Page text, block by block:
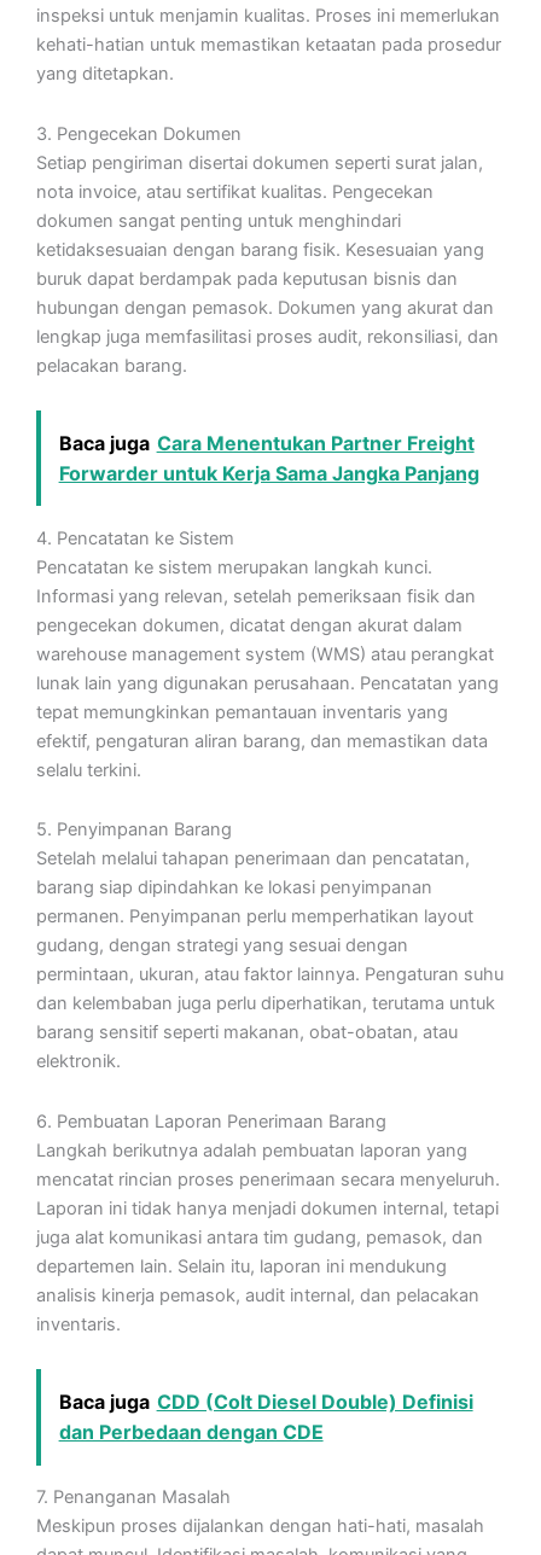
inspeksi untuk menjamin kualitas. Proses ini memerlukan
kehati-hatian untuk memastikan ketaatan pada prosedur
yang ditetapkan.
3. Pengecekan Dokumen
Setiap pengiriman disertai dokumen seperti surat jalan,
nota invoice, atau sertifikat kualitas. Pengecekan
dokumen sangat penting untuk menghindari
ketidaksesuaian dengan barang fisik. Kesesuaian yang
buruk dapat berdampak pada keputusan bisnis dan
hubungan dengan pemasok. Dokumen yang akurat dan
lengkap juga memfasilitasi proses audit, rekonsiliasi, dan
pelacakan barang.
Baca juga Cara Menentukan Partner Freight
Forwarder untuk Kerja Sama Jangka Panjang
4. Pencatatan ke Sistem
Pencatatan ke sistem merupakan langkah kunci.
Informasi yang relevan, setelah pemeriksaan fisik dan
pengecekan dokumen, dicatat dengan akurat dalam
warehouse management system (WMS) atau perangkat
lunak lain yang digunakan perusahaan. Pencatatan yang
tepat memungkinkan pemantauan inventaris yang
efektif, pengaturan aliran barang, dan memastikan data
selalu terkini.
5. Penyimpanan Barang
Setelah melalui tahapan penerimaan dan pencatatan,
barang siap dipindahkan ke lokasi penyimpanan
permanen. Penyimpanan perlu memperhatikan layout
gudang, dengan strategi yang sesuai dengan
permintaan, ukuran, atau faktor lainnya. Pengaturan suhu
dan kelembaban juga perlu diperhatikan, terutama untuk
barang sensitif seperti makanan, obat-obatan, atau
elektronik.
6. Pembuatan Laporan Penerimaan Barang
Langkah berikutnya adalah pembuatan laporan yang
mencatat rincian proses penerimaan secara menyeluruh.
Laporan ini tidak hanya menjadi dokumen internal, tetapi
juga alat komunikasi antara tim gudang, pemasok, dan
departemen lain. Selain itu, laporan ini mendukung
analisis kinerja pemasok, audit internal, dan pelacakan
inventaris.
Baca juga CDD (Colt Diesel Double) Definisi
dan Perbedaan dengan CDE
7. Penanganan Masalah
Meskipun proses dijalankan dengan hati-hati, masalah